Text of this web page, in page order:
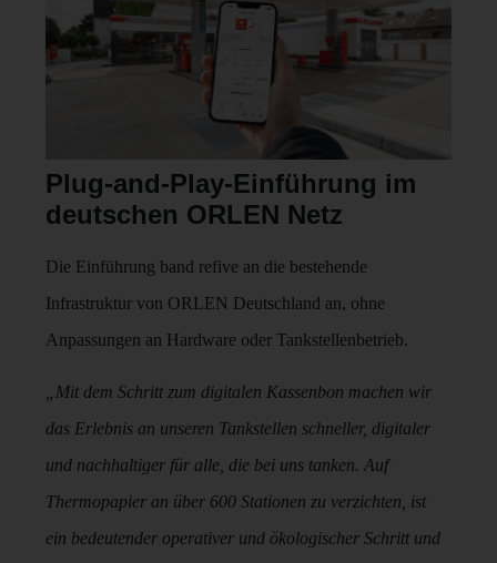
Plug-and-Play-Einführung im
deutschen ORLEN Netz
Die Einführung band refive an die bestehende
Infrastruktur von ORLEN Deutschland an, ohne
Anpassungen an Hardware oder Tankstellenbetrieb.
„Mit dem Schritt zum digitalen Kassenbon machen wir
das Erlebnis an unseren Tankstellen schneller, digitaler
und nachhaltiger für alle, die bei uns tanken. Auf
Thermopapier an über 600 Stationen zu verzichten, ist
ein bedeutender operativer und ökologischer Schritt und